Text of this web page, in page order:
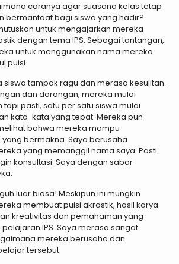
caranya agar suasana kelas tetap
bermanfaat bagi siswa yang hadir?
untuk mengajarkan mereka
dengan tema IPS. Sebagai tantangan,
untuk menggunakan nama mereka
puisi.
tampak ragu dan merasa kesulitan.
dan dorongan, mereka mulai
pasti, satu per satu siswa mulai
kata-kata yang tepat. Mereka pun
bahwa mereka mampu
bermakna. Saya berusaha
yang memanggil nama saya. Pasti
konsultasi. Saya dengan sabar
luar biasa! Meskipun ini mungkin
membuat puisi akrostik, hasil karya
kreativitas dan pemahaman yang
IPS. Saya merasa sangat
mereka berusaha dan
tersebut.